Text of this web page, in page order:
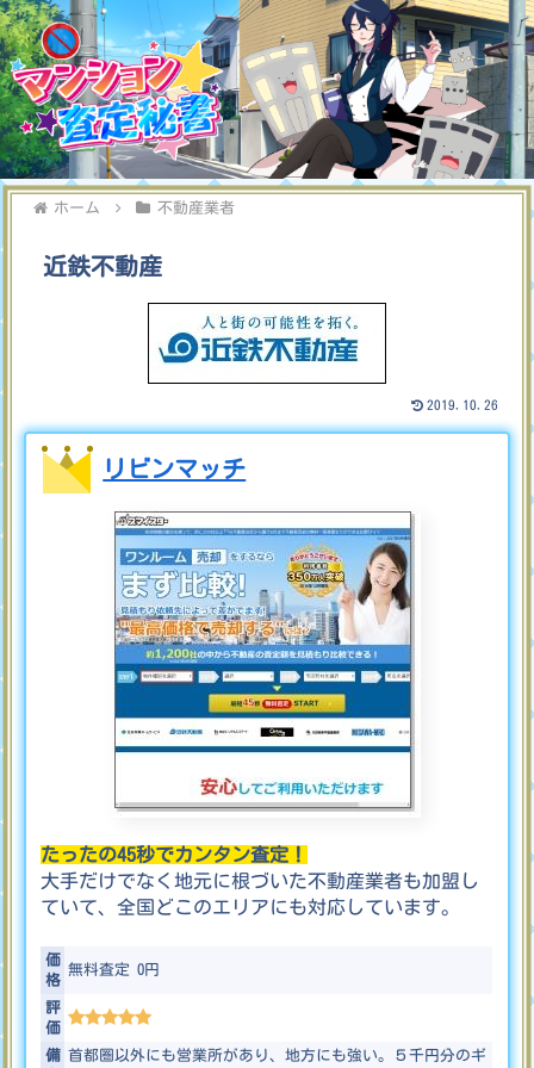
ホーム 不動産業者
近鉄不動産
2019.10.26
リビンマッチ
たったの45秒でカンタン査定！
大手だけでなく地元に根づいた不動産業者も加盟し
ていて、全国どこのエリアにも対応しています。
価
格
無料査定 0円
評
価
備 首都圏以外にも営業所があり、地方にも強い。５千円分のギ